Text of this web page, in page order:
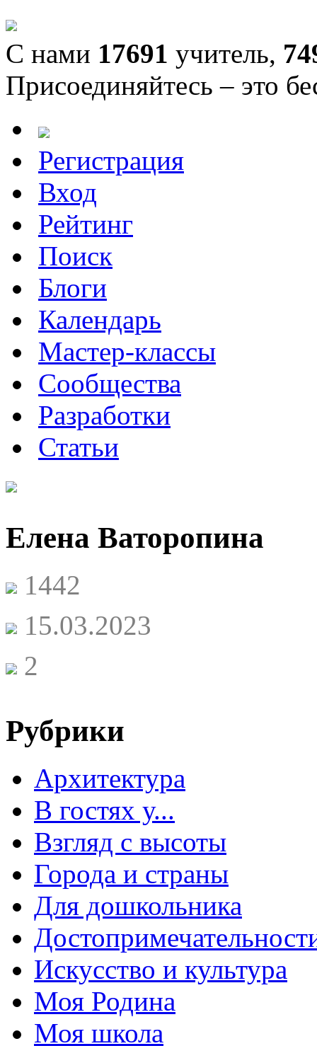
С нами 17691 учитель,
Присоединяйтесь – это
Регистрация
Вход
Рейтинг
Поиск
Блоги
Календарь
Мастер-классы
Сообщества
Разработки
Статьи
Елена Ваторопина
1442
15.03.2023
2
Рубрики
Архитектура
В гостях у...
Взгляд с высоты
Города и страны
Для дошкольника
Искусство и культура
Моя Родина
Моя школа